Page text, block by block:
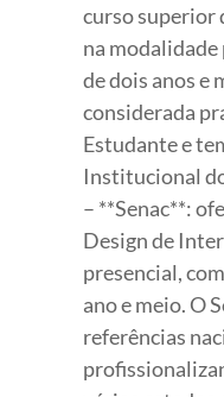
curso superior
na modalidade
de dois anos e
considerada
Estudante e
Institucional
– **Senac**:
Design de
presencial,
ano e meio. O
referências